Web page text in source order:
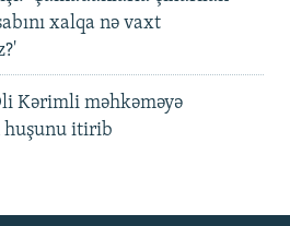
xalqa nə vaxt
Kərimli məhkəməyə
huşunu itirib